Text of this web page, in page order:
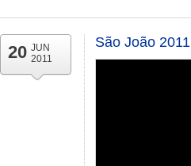
20 JUN
2011
São João 2011